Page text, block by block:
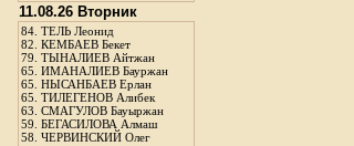
11.08.26 Вторник
84. ТЕЛЬ Леонид
82. КЕМБАЕВ Бекет
79. ТЫНАЛИЕВ Айтжан
65. ИМАНАЛИЕВ Бауржан
65. НЫСАНБАЕВ Ерлан
65. ТИЛЕГЕНОВ Алибек
63. СМАГУЛОВ Бауыржан
59. БЕГАСИЛОВА Алмаш
58. ЧЕРВИНСКИЙ Олег